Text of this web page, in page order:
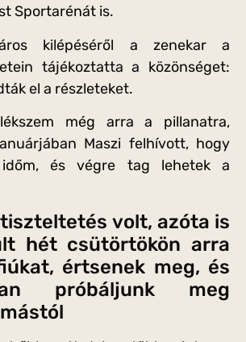
Sportarénát is.
kilépéséről a zenekar a
tájékoztatta a közönséget:
el a részleteket.
még arra a pillanatra,
Maszi felhívott, hogy
és végre tag lehetek a
volt, azóta is
hét csütörtökön arra
értsenek meg, és
próbáljunk meg